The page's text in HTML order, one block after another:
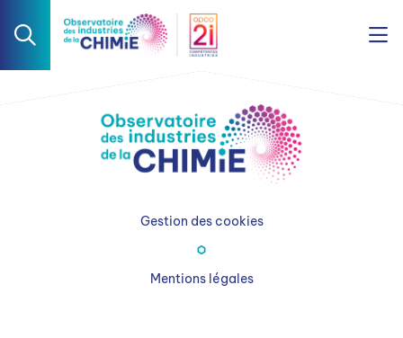
Gestion des cookies
Mentions légales